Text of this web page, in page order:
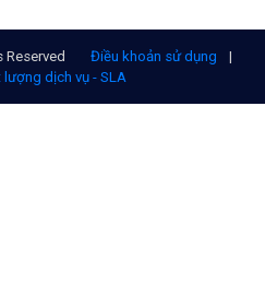
Reserved Điều khoản sử dụng
|
dịch vụ - SLA